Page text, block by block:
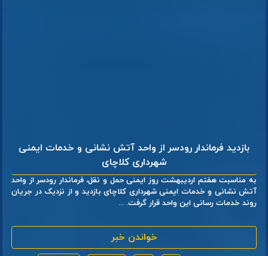
بازدید فرماندار رودسر از واحد آتش نشانی و خدمات ایمنی
شهرداری کلاچای
به مناسبت هفتم اردیبهشت روز ایمنی حمل و نقل، فرماندار رودسر از واحد
آتش نشانی و خدمات ایمنی شهرداری کلاچای بازدید و از نزدیک در جریان
روند خدمات رسانی این واحد قرار گرفت. ...
خواندن خبر